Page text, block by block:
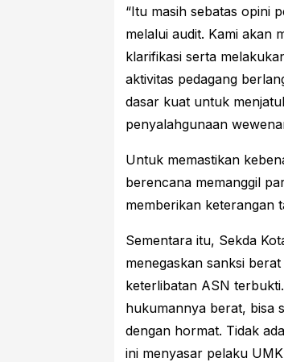
“Itu masih sebatas opini
melalui audit. Kami akan
klarifikasi serta
aktivitas pedagang
dasar kuat untuk
penyalahgunaan
Untuk memastikan
berencana memanggil
memberikan keterangan
Sementara itu, Sekda
menegaskan sanksi
keterlibatan ASN
hukumannya berat, bisa
dengan hormat. Tidak
ini menyasar pelaku